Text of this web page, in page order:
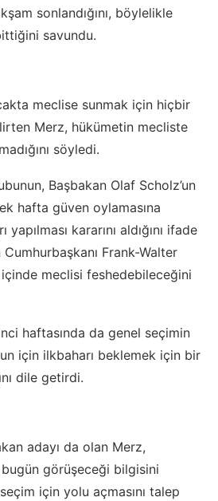
sonlandığını, böylelikle
savundu.
meclise sunmak için hiçbir
Merz, hükümetin mecliste
söyledi.
Başbakan Olaf Scholz’un
hafta güven oylamasına
kararını aldığını ifade
Frank-Walter
içinde meclisi feshedebileceğini
haftasında da genel seçimin
için ilkbaharı beklemek için bir
dile getirdi.
adayı da olan Merz,
görüşeceği bilgisini
için yolu açmasını talep